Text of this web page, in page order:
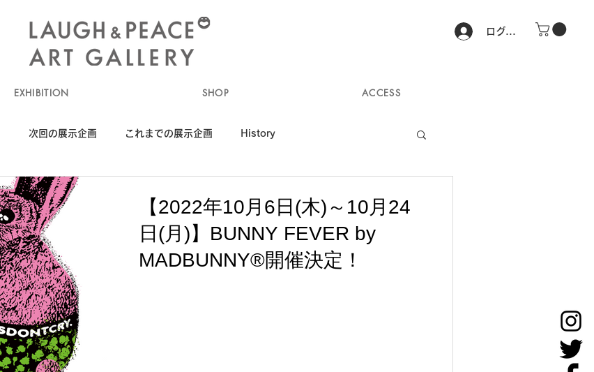
ログイン
EXHIBITION SHOP ACCESS
次回の展示企画 これまでの展示企画 History
【2022年10月6日(木)～10月24
日(月)】BUNNY FEVER by
MADBUNNY®開催決定！